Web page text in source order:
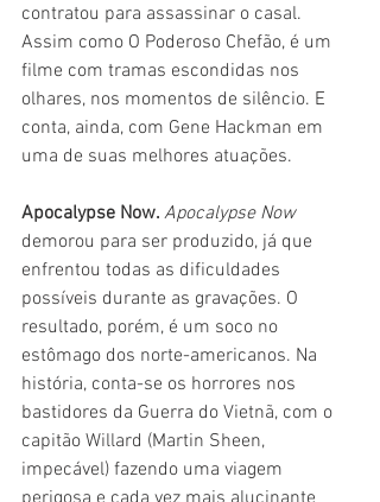
contratou para assassinar o casal.
Assim como O Poderoso Chefão, é um
filme com tramas escondidas nos
olhares, nos momentos de silêncio. E
conta, ainda, com Gene Hackman em
uma de suas melhores atuações.
Apocalypse Now. Apocalypse Now
demorou para ser produzido, já que
enfrentou todas as dificuldades
possíveis durante as gravações. O
resultado, porém, é um soco no
estômago dos norte-americanos. Na
história, conta-se os horrores nos
bastidores da Guerra do Vietnã, com o
capitão Willard (Martin Sheen,
impecável) fazendo uma viagem